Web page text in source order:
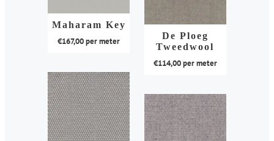
optie
kan
gekozen
op
de
productpagina
Deze
optie
gekozen
worden
de
productpagina
Maharam Key
€167,00per meter
product
heeft
meerdere
variaties.
Deze
De Ploeg
Tweedwool
€114,00per meter
product
heeft
meerdere